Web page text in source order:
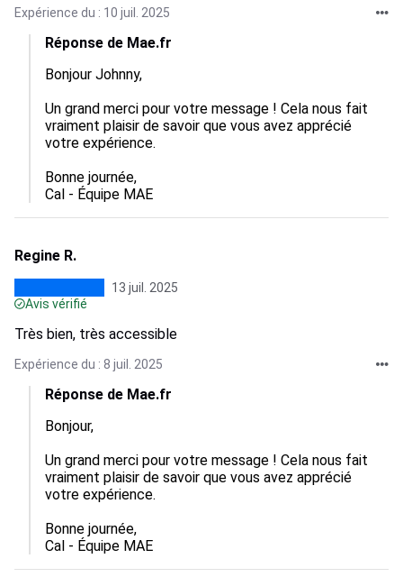
Expérience du : 10 juil. 2025
Réponse de Mae.fr
Bonjour Johnny,
Un grand merci pour votre message ! Cela nous fait
vraiment plaisir de savoir que vous avez apprécié
votre expérience.
Bonne journée,
Cal - Équipe MAE
Regine R.
13 juil. 2025
Avis vérifié
Très bien, très accessible
Expérience du : 8 juil. 2025
Réponse de Mae.fr
Bonjour,
Un grand merci pour votre message ! Cela nous fait
vraiment plaisir de savoir que vous avez apprécié
votre expérience.
Bonne journée,
Cal - Équipe MAE